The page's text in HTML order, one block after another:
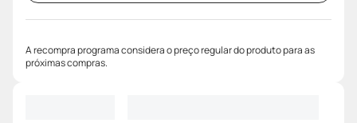
A recompra programa considera o preço regular do produto para as
próximas compras.